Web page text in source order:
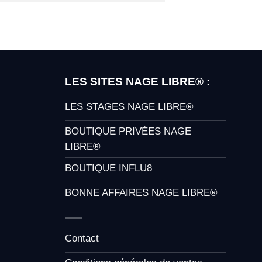
LES SITES NAGE LIBRE® :
LES STAGES NAGE LIBRE®
BOUTIQUE PRIVÉES NAGE
LIBRE®
BOUTIQUE INFLU8
BONNE AFFAIRES NAGE LIBRE®
Contact